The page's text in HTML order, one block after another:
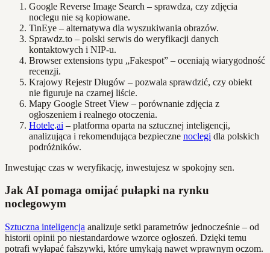
Google Reverse Image Search – sprawdza, czy zdjęcia
noclegu nie są kopiowane.
TinEye – alternatywa dla wyszukiwania obrazów.
Sprawdz.to – polski serwis do weryfikacji danych
kontaktowych i NIP-u.
Browser extensions typu „Fakespot” – oceniają wiarygodność
recenzji.
Krajowy Rejestr Długów – pozwala sprawdzić, czy obiekt
nie figuruje na czarnej liście.
Mapy Google Street View – porównanie zdjęcia z
ogłoszeniem i realnego otoczenia.
Hotele.ai – platforma oparta na sztucznej inteligencji,
analizująca i rekomendująca bezpieczne noclegi dla polskich
podróżników.
Inwestując czas w weryfikację, inwestujesz w spokojny sen.
Jak AI pomaga omijać pułapki na rynku
noclegowym
Sztuczna inteligencja analizuje setki parametrów jednocześnie – od
historii opinii po niestandardowe wzorce ogłoszeń. Dzięki temu
potrafi wyłapać fałszywki, które umykają nawet wprawnym oczom.